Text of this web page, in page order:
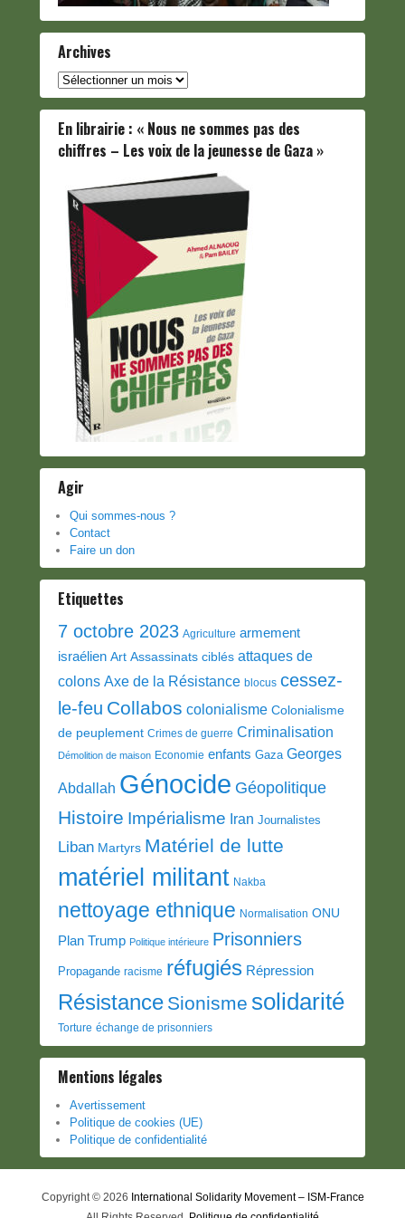
Archives
Archives
En librairie : « Nous ne sommes pas des
chiffres – Les voix de la jeunesse de Gaza »
Agir
Qui sommes-nous ?
Contact
Faire un don
Etiquettes
7 octobre 2023 Agriculture armement
israélien Art Assassinats ciblés attaques de
colons Axe de la Résistance blocus cessez-
le-feu Collabos colonialisme Colonialisme
de peuplement Crimes de guerre Criminalisation
Démolition de maison Economie enfants Gaza Georges
Abdallah Génocide Géopolitique
Histoire Impérialisme Iran Journalistes
Liban Martyrs Matériel de lutte
matériel militant Nakba
nettoyage ethnique Normalisation ONU
Plan Trump Politique intérieure Prisonniers
Propagande racisme réfugiés Répression
Résistance Sionisme solidarité
Torture échange de prisonniers
Mentions légales
Avertissement
Politique de cookies (UE)
Politique de confidentialité
Copyright © 2026 International Solidarity Movement – ISM-France